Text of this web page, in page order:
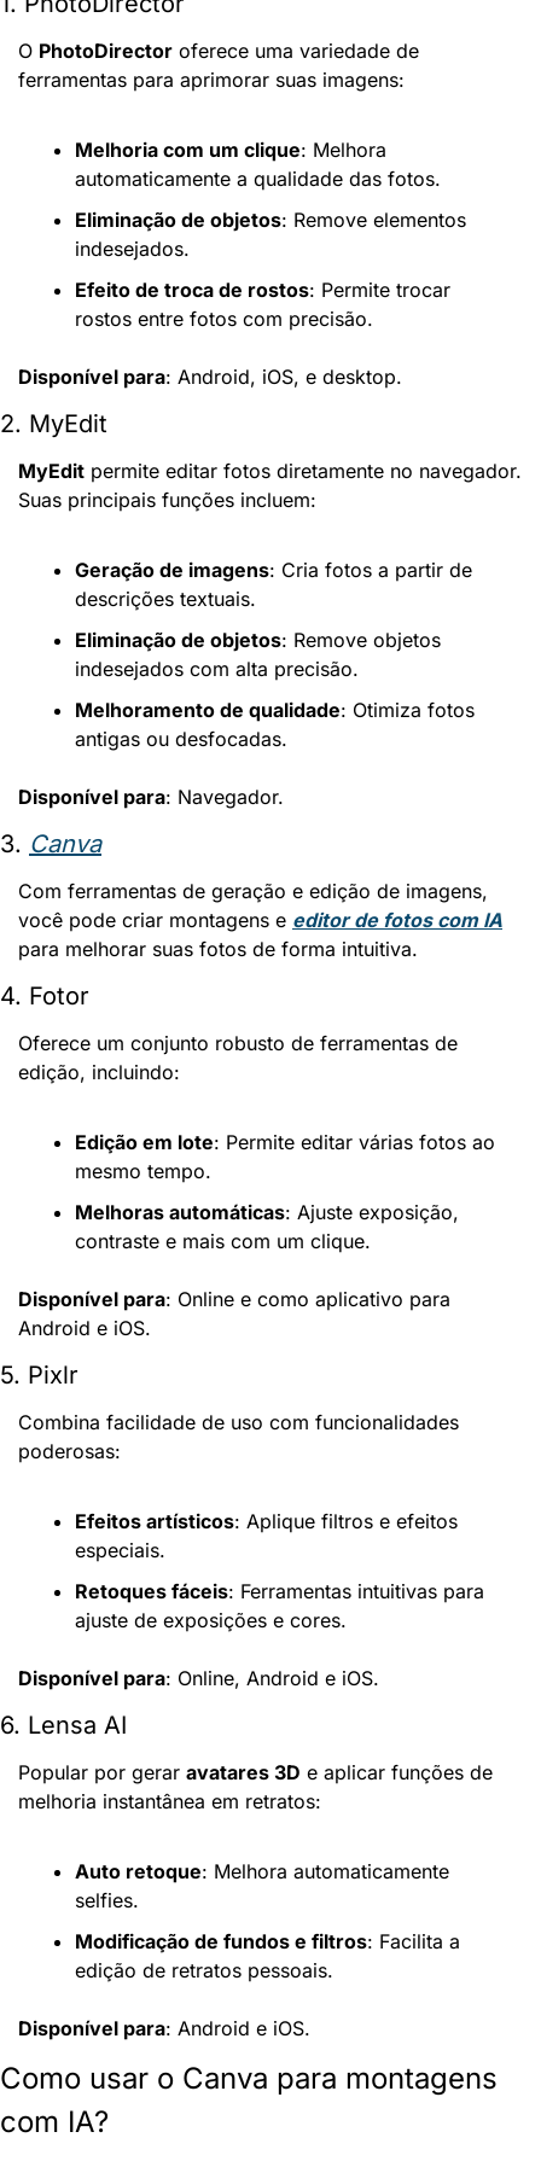
O PhotoDirector oferece uma variedade de
ferramentas para aprimorar suas imagens:
Melhoria com um clique: Melhora
automaticamente a qualidade das fotos.
Eliminação de objetos: Remove elementos
indesejados.
Efeito de troca de rostos: Permite trocar
rostos entre fotos com precisão.
Disponível para: Android, iOS, e desktop.
2. MyEdit
MyEdit permite editar fotos diretamente no navegador.
Suas principais funções incluem:
Geração de imagens: Cria fotos a partir de
descrições textuais.
Eliminação de objetos: Remove objetos
indesejados com alta precisão.
Melhoramento de qualidade: Otimiza fotos
antigas ou desfocadas.
Disponível para: Navegador.
3. Canva
Com ferramentas de geração e edição de imagens,
você pode criar montagens e editor de fotos com IA
para melhorar suas fotos de forma intuitiva.
4. Fotor
Oferece um conjunto robusto de ferramentas de
edição, incluindo:
Edição em lote: Permite editar várias fotos ao
mesmo tempo.
Melhoras automáticas: Ajuste exposição,
contraste e mais com um clique.
Disponível para: Online e como aplicativo para
Android e iOS.
5. Pixlr
Combina facilidade de uso com funcionalidades
poderosas:
Efeitos artísticos: Aplique filtros e efeitos
especiais.
Retoques fáceis: Ferramentas intuitivas para
ajuste de exposições e cores.
Disponível para: Online, Android e iOS.
6. Lensa AI
Popular por gerar avatares 3D e aplicar funções de
melhoria instantânea em retratos:
Auto retoque: Melhora automaticamente
selfies.
Modificação de fundos e filtros: Facilita a
edição de retratos pessoais.
Disponível para: Android e iOS.
Como usar o Canva para montagens
com IA?